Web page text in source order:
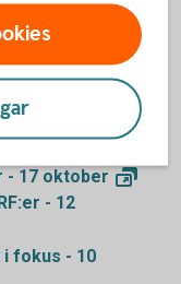
klimatet - 29
som är ny på
- 17 oktober
- 12
fokus - 10